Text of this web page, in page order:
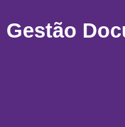
Gestão